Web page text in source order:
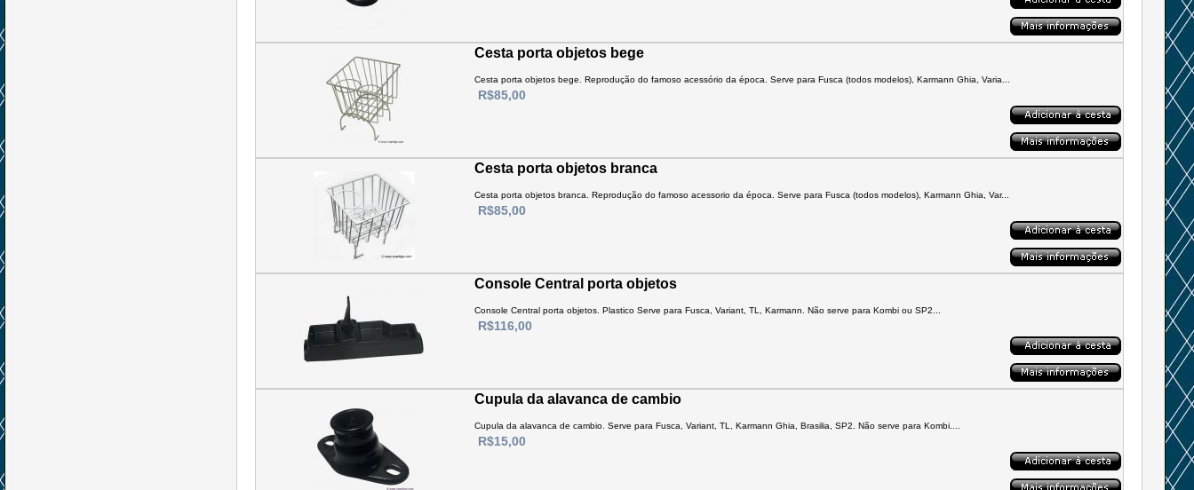
Cesta porta objetos bege
Cesta porta objetos bege. Reprodução do famoso acessório da época. Serve para Fusca (todos modelos), Karmann Ghia, Varia...
R$85,00
Cesta porta objetos branca
Cesta porta objetos branca. Reprodução do famoso acessorio da época. Serve para Fusca (todos modelos), Karmann Ghia, Var...
R$85,00
Console Central porta objetos
Console Central porta objetos. Plastico Serve para Fusca, Variant, TL, Karmann. Não serve para Kombi ou SP2...
R$116,00
Cupula da alavanca de cambio
Cupula da alavanca de cambio. Serve para Fusca, Variant, TL, Karmann Ghia, Brasilia, SP2. Não serve para Kombi....
R$15,00